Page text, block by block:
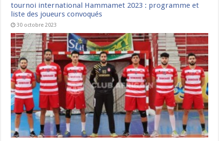
tournoi international Hammamet 2023 : programme et
liste des joueurs convoqués
30 octobre 2023